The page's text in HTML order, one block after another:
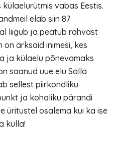
vabas Eestis.
elab siin 87
liigub ja peatub rahvast
on ärksaid inimesi, kes
ja külaelu põnevamaks
saanud uue elu Salla
sellest piirkondliku
ja kohaliku pärandi
üritustel osalema kui ka ise
külla!